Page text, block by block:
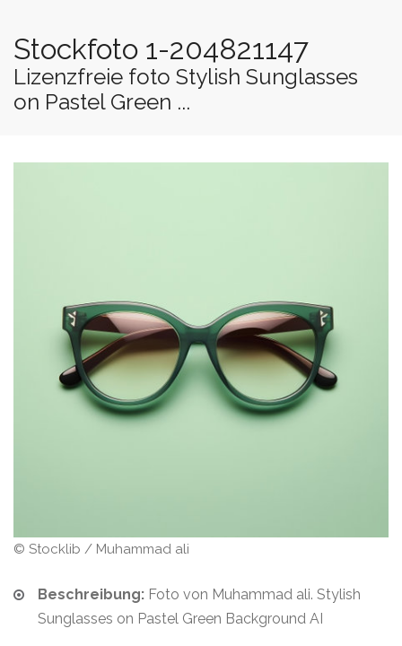
Stockfoto 1-204821147
Lizenzfreie foto Stylish Sunglasses
on Pastel Green ...
© Stocklib / Muhammad ali
Beschreibung: Foto von Muhammad ali. Stylish
Sunglasses on Pastel Green Background AI